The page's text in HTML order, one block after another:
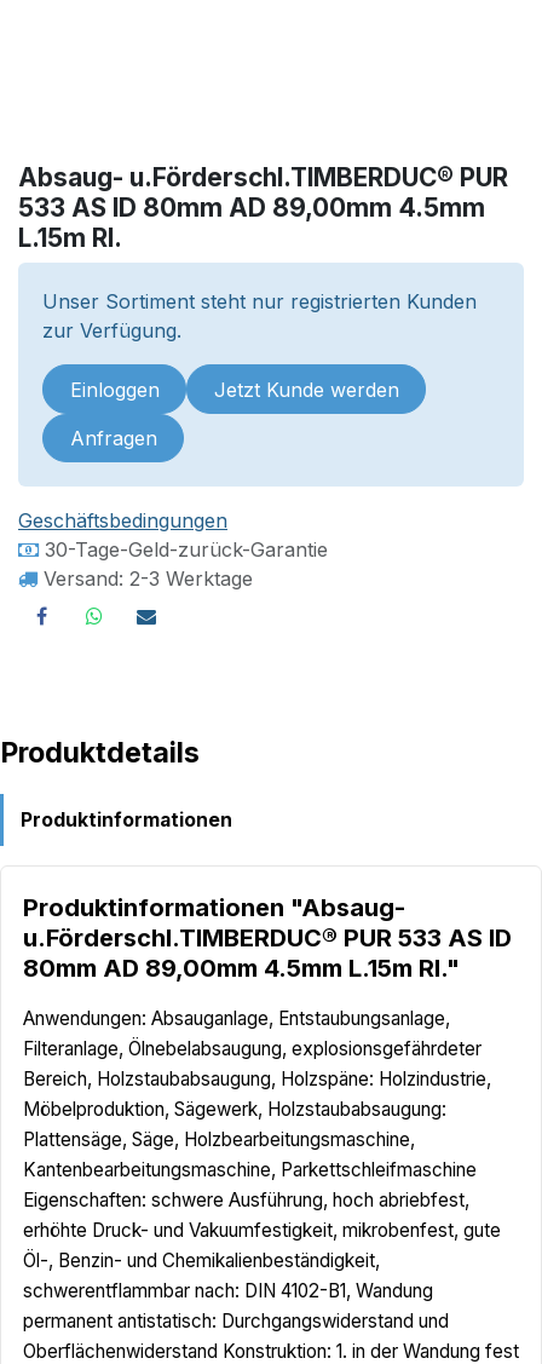
Absaug- u.Förderschl.TIMBERDUC® PUR
533 AS ID 80mm AD 89,00mm 4.5mm
L.15m Rl.
Unser Sortiment steht nur registrierten Kunden
zur Verfügung.
Einloggen Jetzt Kunde werden
Anfragen
Geschäftsbedingungen
30-Tage-Geld-zurück-Garantie
Versand: 2-3 Werktage
Produktdetails
Produktinformationen
Produktinformationen "Absaug-
u.Förderschl.TIMBERDUC® PUR 533 AS ID
80mm AD 89,00mm 4.5mm L.15m Rl."
Anwendungen: Absauganlage, Entstaubungsanlage,
Filteranlage, Ölnebelabsaugung, explosionsgefährdeter
Bereich, Holzstaubabsaugung, Holzspäne: Holzindustrie,
Möbelproduktion, Sägewerk, Holzstaubabsaugung:
Plattensäge, Säge, Holzbearbeitungsmaschine,
Kantenbearbeitungsmaschine, Parkettschleifmaschine
Eigenschaften: schwere Ausführung, hoch abriebfest,
erhöhte Druck- und Vakuumfestigkeit, mikrobenfest, gute
Öl-, Benzin- und Chemikalienbeständigkeit,
schwerentflammbar nach: DIN 4102-B1, Wandung
permanent antistatisch: Durchgangswiderstand und
Oberflächenwiderstand Konstruktion: 1. in der Wandung fest